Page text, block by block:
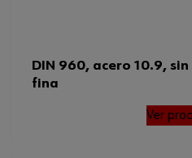
DIN 960, acero 10.9,
fina
Ver